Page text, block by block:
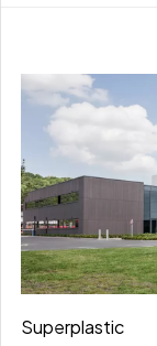
Superplastic